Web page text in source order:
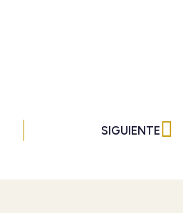
SIGUIENTE